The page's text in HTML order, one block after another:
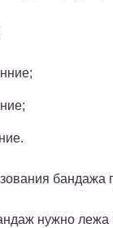
бандажа
нужно лежа